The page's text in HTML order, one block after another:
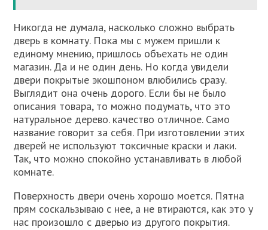
Никогда не думала, насколько сложно выбрать
дверь в комнату. Пока мы с мужем пришли к
единому мнению, пришлось объехать не один
магазин. Да и не один день. Но когда увидели
двери покрытые экошпоном влюбились сразу.
Выглядит она очень дорого. Если бы не было
описания товара, то можно подумать, что это
натуральное дерево. качество отличное. Само
название говорит за себя. При изготовлении этих
дверей не используют токсичные краски и лаки.
Так, что можно спокойно устанавливать в любой
комнате.
Поверхность двери очень хорошо моется. Пятна
прям соскальзываю с нее, а не втираются, как это у
нас произошло с дверью из другого покрытия.